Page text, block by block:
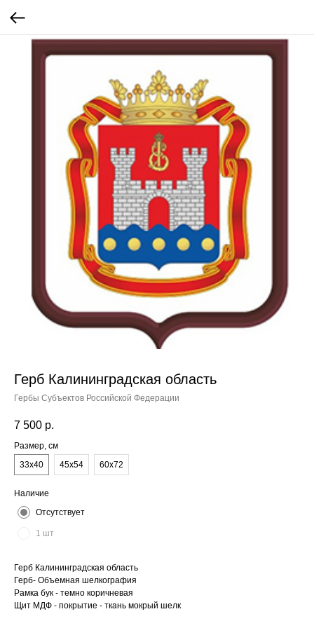
Герб Калининградская область
Гербы Субъектов Российской Федерации
7 500 р.
Размер, см
33x40
45x54 60x72
Наличие
Отсутствует
1 шт
Герб Калининградская область
Герб- Объемная шелкография
Рамка бук - темно коричневая
Щит МДФ - покрытие - ткань мокрый шелк